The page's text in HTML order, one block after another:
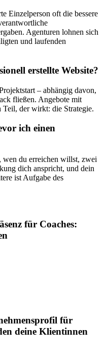
Einzelperson oft die bessere
Agenturen lohnen sich
und laufenden
erstellte Website?
– abhängig davon,
fließen. Angebote mit
Teil, der wirkt: die Strategie.
ich einen
du erreichen willst, zwei
dich anspricht, und dein
ist Aufgabe des
für Coaches:
für
deine Klientinnen